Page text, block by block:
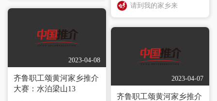
2023-04-08
齐鲁职工颂黄河家乡推介
大赛：水泊梁山13
请到我的家乡来
2023-04-07
齐鲁职工颂黄河家乡推介